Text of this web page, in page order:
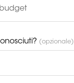
(opzionale)